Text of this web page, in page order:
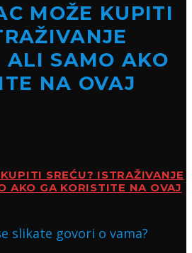
MOŽE KUPITI
ALI SAMO AKO
NA OVAJ
SREĆU? ISTRAŽIVANJE
AKO GA KORISTITE NA OVAJ